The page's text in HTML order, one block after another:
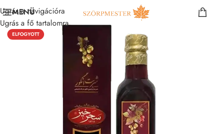
Ugrás a navigációra
Ugrás a fő tartalomra
MENÜ
ELFOGYOTT